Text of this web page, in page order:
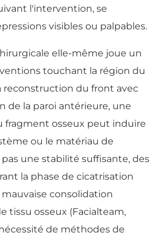
l'intervention, se
visibles ou palpables.
elle-même joue un
touchant la région du
reconstruction du front avec
de la paroi antérieure, une
fragment osseux peut induire
ou le matériau de
une stabilité suffisante, des
la phase de cicatrisation
consolidation
tissu osseux (Facialteam,
de méthodes de